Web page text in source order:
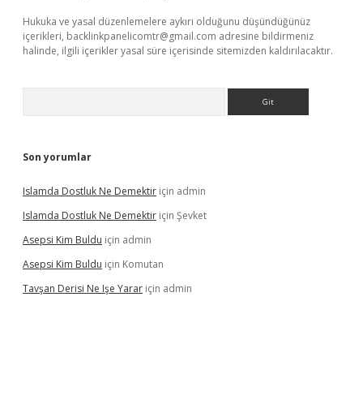
Hukuka ve yasal düzenlemelere aykırı olduğunu düşündüğünüz
içerikleri, backlinkpanelicomtr@gmail.com adresine bildirmeniz
halinde, ilgili içerikler yasal süre içerisinde sitemizden kaldırılacaktır.
Son yorumlar
Islamda Dostluk Ne Demektir için admin
Islamda Dostluk Ne Demektir için Şevket
Asepsi Kim Buldu için admin
Asepsi Kim Buldu için Komutan
Tavşan Derisi Ne Işe Yarar için admin